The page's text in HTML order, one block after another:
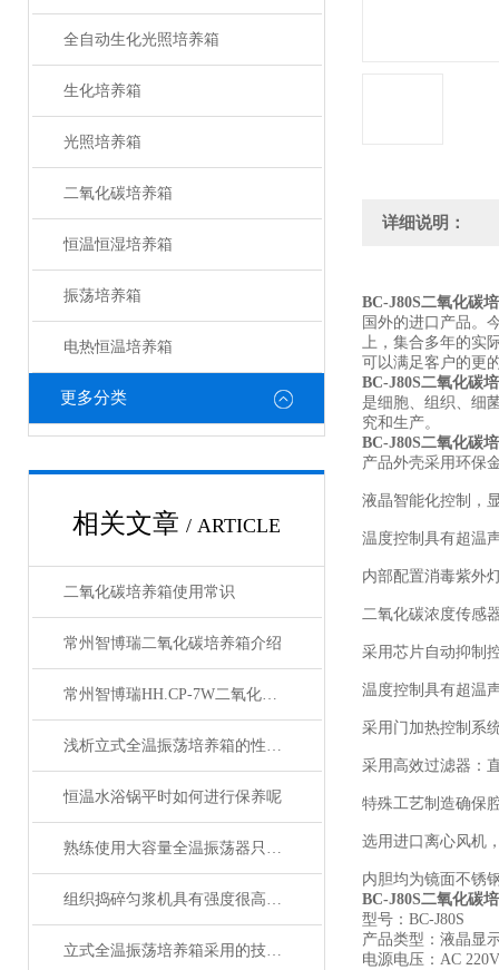
全自动生化光照培养箱
生化培养箱
光照培养箱
二氧化碳培养箱
恒温恒湿培养箱
振荡培养箱
电热恒温培养箱
更多分类
相关文章 / ARTICLE
二氧化碳培养箱使用常识
常州智博瑞二氧化碳培养箱介绍
常州智博瑞HH.CP-7W二氧化碳培养箱产品说明
浅析立式全温振荡培养箱的性能特点和使用方法
恒温水浴锅平时如何进行保养呢
熟练使用大容量全温振荡器只要学会这9个步骤即可
组织捣碎匀浆机具有强度很高的粉碎效果
立式全温振荡培养箱采用的技术特点详细分析报告
详细说明：
BC-J80S二氧化碳
国外的进口产品。
上，集合多年的实
可以满足客户的更
BC-J80S二氧化碳
是细胞、组织、细
究和生产。
BC-J80S二氧化碳
产品外壳采用环保
液晶智能化控制，
温度控制具有超温
内部配置消毒紫外
二氧化碳浓度传感
采用芯片自动抑制
温度控制具有超温
采用门加热控制系
采用高效过滤器：
特殊工艺制造确保
选用进口离心风机
内胆均为镜面不锈
BC-J80S二氧化碳
型号： BC-J80S
产品类型：液晶显
电源电压：AC